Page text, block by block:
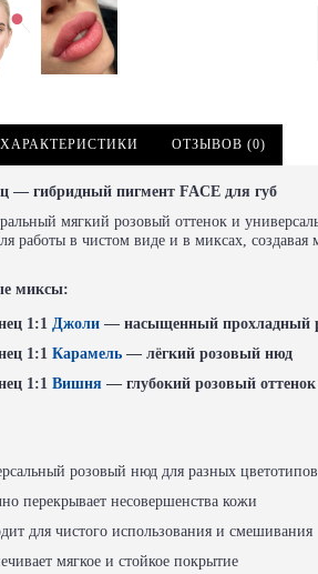
ХАРАКТЕРИСТИКИ ОТЗЫВОВ (0)
— гибридный пигмент FACE для губ
мягкий розовый оттенок и
работы в чистом виде и в миксах, создавая
миксы:
1:1 Джоли — насыщенный прохладный
1:1 Карамель — лёгкий розовый нюд
1:1 Вишня — глубокий розовый оттенок
розовый нюд для разных цветотипов
перекрывает несовершенства кожи
для чистого использования и смешивания
мягкое и стойкое покрытие